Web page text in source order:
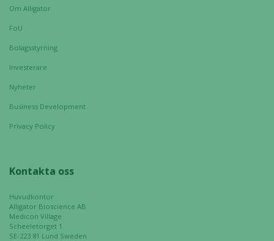
Om Alligator
FoU
Bolagsstyrning
Investerare
Nyheter
Business Development
Privacy Policy
Kontakta oss
Huvudkontor
Alligator Bioscience AB
Medicon Village
Scheeletorget 1
SE-223 81 Lund Sweden